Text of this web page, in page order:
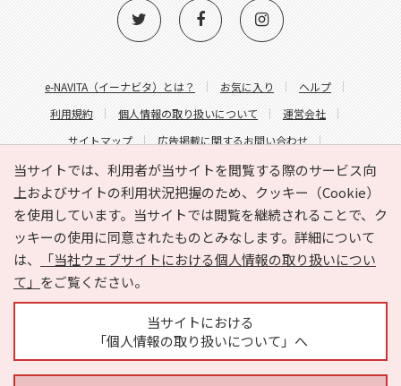
当サイトでは、利用者が当サイトを閲覧する際のサービス向
上およびサイトの利用状況把握のため、クッキー（Cookie）
を使用しています。当サイトでは閲覧を継続されることで、ク
ッキーの使用に同意されたものとみなします。詳細について
は、
「当社ウェブサイトにおける個人情報の取り扱いについ
て」 をご覧ください。
当サイトにおける
「個人情報の取り扱いについて」へ
e-NAVITA（イーナビタ）とは？ お気に入り
ヘルプ
利用規約
個人情報の取り扱いについて
運営会社
サイトマップ
広告掲載に関するお問い合わせ
サイトの内容に関するお問い合わせ
Copyright © HYOJITO.Co.,Ltd. All Rights Reserved.